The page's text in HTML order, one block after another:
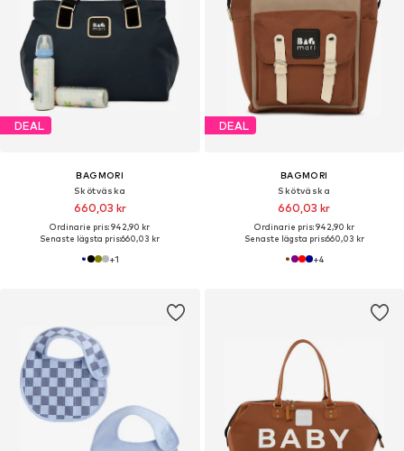
DEAL
BAGMORI
Skötväska
660,03 kr
Ordinarie pris: 942,90 kr
Senaste lägsta pris:660,03 kr
+1
DEAL
BAGMORI
Skötväska
660,03 kr
Ordinarie pris: 942,90 kr
Senaste lägsta pris:660,03 kr
+4